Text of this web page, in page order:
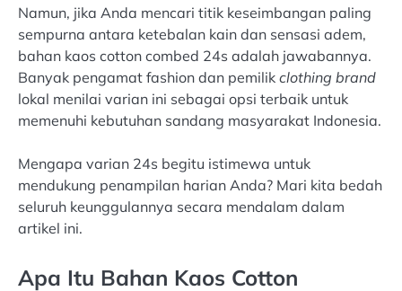
Namun, jika Anda mencari titik keseimbangan paling
sempurna antara ketebalan kain dan sensasi adem,
bahan kaos cotton combed 24s adalah jawabannya.
Banyak pengamat fashion dan pemilik clothing brand
lokal menilai varian ini sebagai opsi terbaik untuk
memenuhi kebutuhan sandang masyarakat Indonesia.
Mengapa varian 24s begitu istimewa untuk
mendukung penampilan harian Anda? Mari kita bedah
seluruh keunggulannya secara mendalam dalam
artikel ini.
Apa Itu Bahan Kaos Cotton